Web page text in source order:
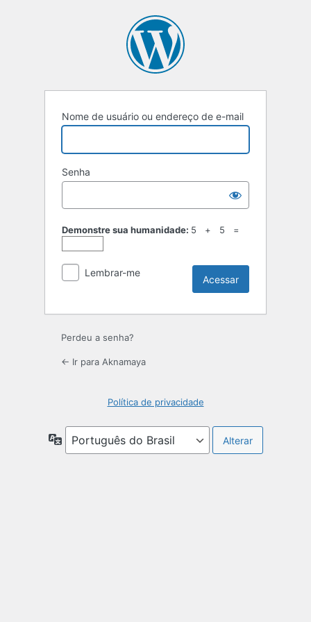
Nome de usuário ou endereço de e-mail
Senha
Demonstre sua humanidade: 5 + 5 =
Lembrar-me
Perdeu a senha?
← Ir para Aknamaya
Política de privacidade
Idioma